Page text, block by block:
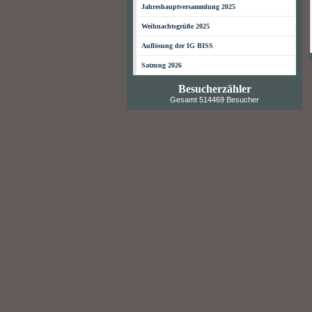
Jahreshauptversammlung 2025
Weihnachtsgrüße 2025
Auflösung der IG BISS
Satzung 2026
Besucherzähler
Gesamt 514469 Besucher